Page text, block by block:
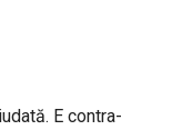
E contra-